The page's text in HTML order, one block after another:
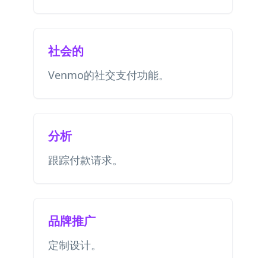
社会的
Venmo的社交支付功能。
分析
跟踪付款请求。
品牌推广
定制设计。